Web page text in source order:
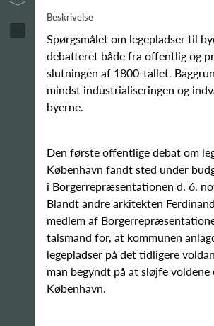
Beskrivelse
Spørgsmålet om legepladser til
debatteret både fra offentlig og
slutningen af 1800-tallet.
mindst industrialiseringen og
byerne.
Den første offentlige debat om
København fandt sted under
i Borgerrepræsentationen d. 6.
Blandt andre arkitekten
medlem af
talsmand for, at kommunen
legepladser på det tidligere
man begyndt på at sløjfe voldene
København.